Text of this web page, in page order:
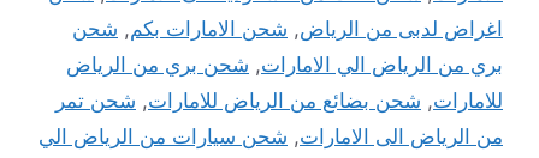
اغراض لدبى من الرياض, شحن الامارات بكم, شحن
بري من الرياض الي الامارات, شحن بري من الرياض
للامارات, شحن بضائع من الرياض للامارات, شحن تمر
من الرياض الى الامارات, شحن سيارات من الرياض الي